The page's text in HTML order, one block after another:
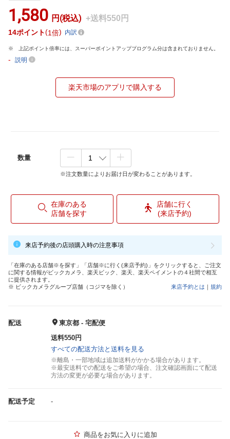
1,580 円(税込) +送料550円
14ポイント 1倍 内訳
上記ポイント倍率には、スーパーポイントアッププログラム分は含まれておりません。
- 説明
楽天市場のアプリで購入する
数量
※注文数量によりお届け日が変わることがあります。
在庫のある
店舗を探す
店舗に行く
(来店予約)
来店予約後の店頭購入時の注意事項
「在庫のある店舗※を探す」「店舗※に行く(来店予約)」をクリックすると、ご注文
に関する情報がビックカメラ、楽天ビック、楽天、楽天ペイメントの４社間で相互
に提供されます。
※ ビックカメラグループ店舗（コジマを除く）
来店予約とは ｜ 規約
配送
東京都 - 宅配便
送料550円
すべての配送方法と送料を見る
※離島・一部地域は追加送料がかかる場合があります。
※最安送料での配送をご希望の場合、注文確認画面にて配送
方法の変更が必要な場合があります。
配送予定 -
商品をお気に入りに追加